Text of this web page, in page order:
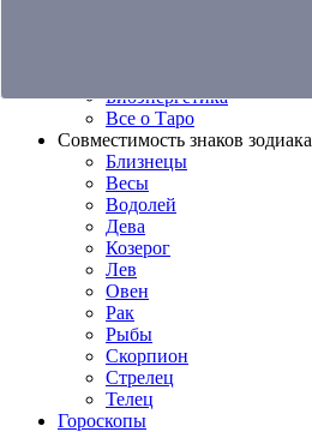
Биоэнергетика
Все о Таро
Совместимость знаков зодиака
Близнецы
Весы
Водолей
Дева
Козерог
Лев
Овен
Рак
Рыбы
Скорпион
Стрелец
Телец
Гороскопы